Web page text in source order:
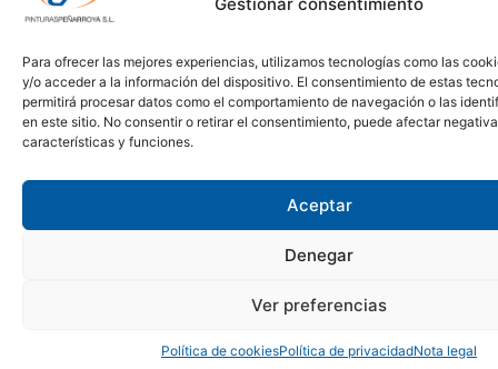
Para ofrecer las mejores experiencias, utilizamos tecnologías como las
y/o acceder a la información del dispositivo. El consentimiento de estas
permitirá procesar datos como el comportamiento de navegación o las
en este sitio. No consentir o retirar el consentimiento, puede afectar
características y funciones.
Aceptar
Denegar
Ver preferencias
Política de cookiesPolítica de privacidadNota legal